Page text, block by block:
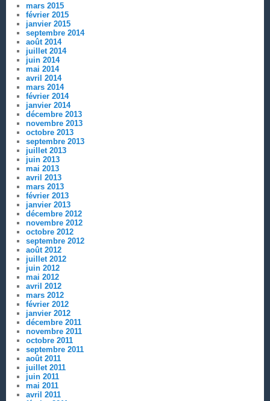
mars 2015
février 2015
janvier 2015
septembre 2014
août 2014
juillet 2014
juin 2014
mai 2014
avril 2014
mars 2014
février 2014
janvier 2014
décembre 2013
novembre 2013
octobre 2013
septembre 2013
juillet 2013
juin 2013
mai 2013
avril 2013
mars 2013
février 2013
janvier 2013
décembre 2012
novembre 2012
octobre 2012
septembre 2012
août 2012
juillet 2012
juin 2012
mai 2012
avril 2012
mars 2012
février 2012
janvier 2012
décembre 2011
novembre 2011
octobre 2011
septembre 2011
août 2011
juillet 2011
juin 2011
mai 2011
avril 2011